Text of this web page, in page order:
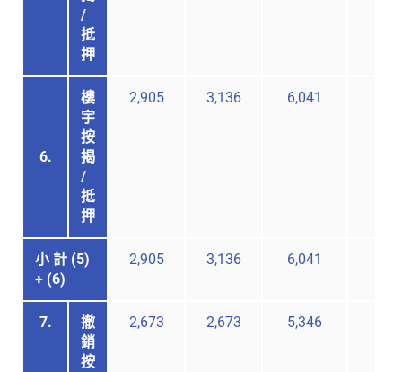
/
抵
押
6.
樓
宇
按
揭
/
抵
押
2,905 3,136 6,041
小 計 (5)
+ (6)
2,905 3,136 6,041
7.
撤
銷
按
2,673 2,673 5,346